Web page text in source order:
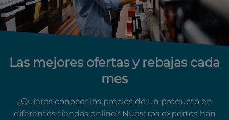
Las mejores ofertas y rebajas cada
mes
¿Quieres conocer los precios de un producto en
diferentes tiendas online? Nuestros expertos han